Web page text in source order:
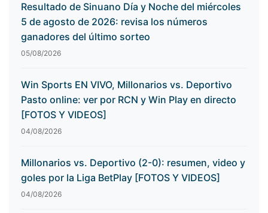
Resultado de Sinuano Día y Noche del miércoles
5 de agosto de 2026: revisa los números
ganadores del último sorteo
05/08/2026
Win Sports EN VIVO, Millonarios vs. Deportivo
Pasto online: ver por RCN y Win Play en directo
[FOTOS Y VIDEOS]
04/08/2026
Millonarios vs. Deportivo (2-0): resumen, video y
goles por la Liga BetPlay [FOTOS Y VIDEOS]
04/08/2026